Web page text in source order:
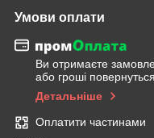
Умови оплати
Ви отримаєте
або гроші
Детальніше
Оплатити частинами